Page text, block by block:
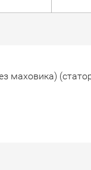
маховика)